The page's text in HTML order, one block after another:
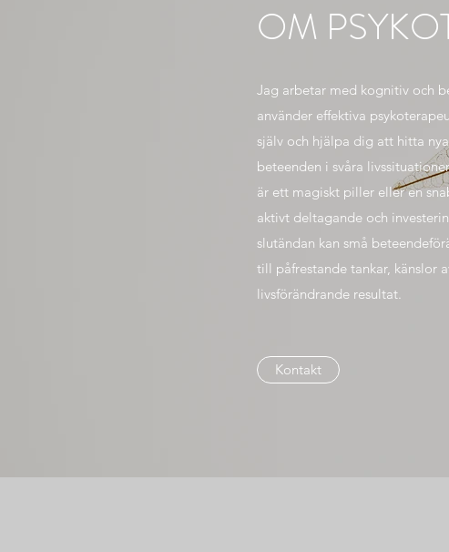
OM
Jag arbetar med kognitiv och
använder effektiva
själv och hjälpa dig att hitta
beteenden i svåra
är ett magiskt piller eller en
aktivt deltagande och
slutändan kan små
till påfrestande tankar, känslor
livsförändrande resultat.
Kontakt